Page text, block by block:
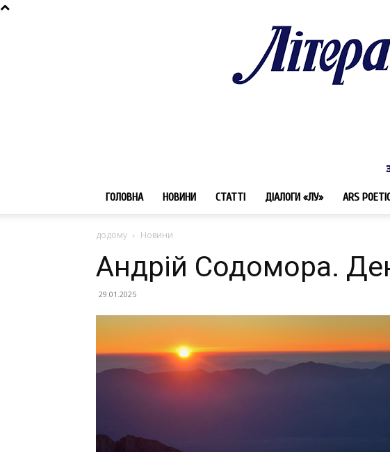
ГОЛОВНА НОВИНИ СТАТТІ ДІАЛОГИ «ЛУ» ARS
додому Новини
Андрій Содомора.
29.01.2025